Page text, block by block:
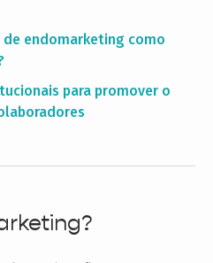
endomarketing como
para promover o